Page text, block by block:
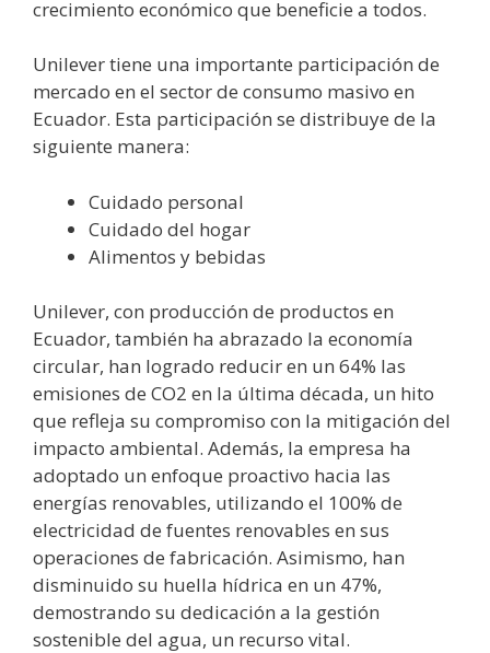
crecimiento económico que beneficie a todos.
Unilever tiene una importante participación de
mercado en el sector de consumo masivo en
Ecuador. Esta participación se distribuye de la
siguiente manera:
Cuidado personal
Cuidado del hogar
Alimentos y bebidas
Unilever, con producción de productos en
Ecuador, también ha abrazado la economía
circular, han logrado reducir en un 64% las
emisiones de CO2 en la última década, un hito
que refleja su compromiso con la mitigación del
impacto ambiental. Además, la empresa ha
adoptado un enfoque proactivo hacia las
energías renovables, utilizando el 100% de
electricidad de fuentes renovables en sus
operaciones de fabricación. Asimismo, han
disminuido su huella hídrica en un 47%,
demostrando su dedicación a la gestión
sostenible del agua, un recurso vital.